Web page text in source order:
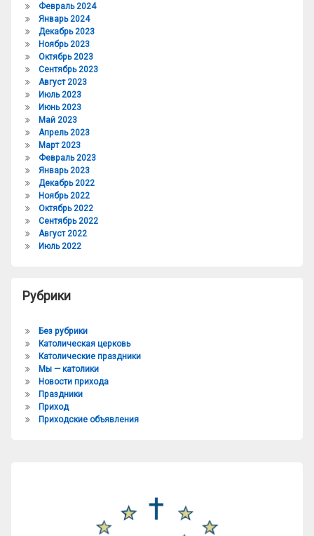
Февраль 2024
Январь 2024
Декабрь 2023
Ноябрь 2023
Октябрь 2023
Сентябрь 2023
Август 2023
Июль 2023
Июнь 2023
Май 2023
Апрель 2023
Март 2023
Февраль 2023
Январь 2023
Декабрь 2022
Ноябрь 2022
Октябрь 2022
Сентябрь 2022
Август 2022
Июль 2022
Рубрики
Без рубрики
Католическая церковь
Католические праздники
Мы — католики
Новости прихода
Праздники
Приход
Приходские объявления